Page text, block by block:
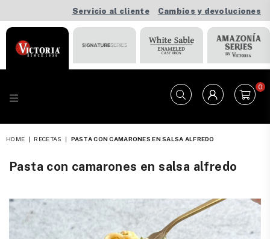
Servicio al cliente Cambios y devoluciones
0
HOME | RECETAS | PASTA CON CAMARONES EN SALSA ALFREDO
Pasta con camarones en salsa alfredo